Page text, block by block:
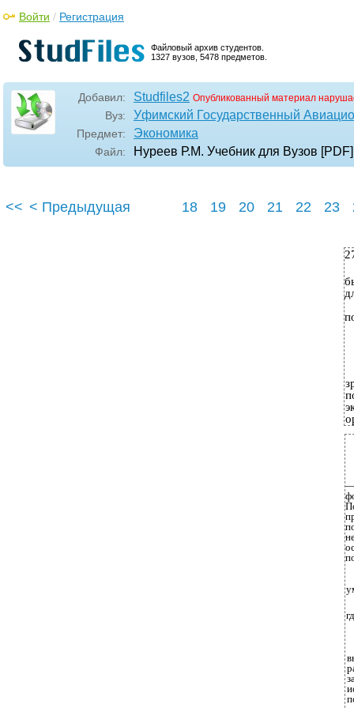
Файловый архив студентов.
1327 вузов, 5478 предметов.
Войти / Регистрация
Добавил: Studfiles2 Опубликованный материал
Вуз: Уфимский Государственный
Предмет: Экономика
Файл: Нуреев Р.М. Учебник для Вузов [PDF]
<< < Предыдущая 18 19 20 21 22 23
—